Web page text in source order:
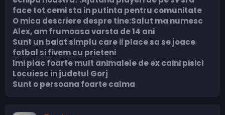
face tot cemi sta in putinta pentru comunitate
O mica descriere despre tine:Salut ma numesc
Alex, am frumoasa varsta de 14 ani
Sunt un baiat simplu care ii place sa se joace
fotbal si fivem cu prieteni
Imi plac foarte mult animalele de ex caini pisici
Locuiesc in judetul Gorj
Sunt o persoana foarte calma